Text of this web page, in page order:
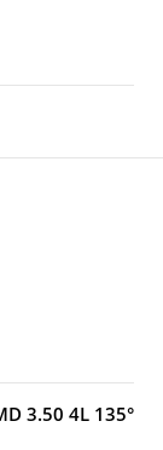
3.50 4L 135°